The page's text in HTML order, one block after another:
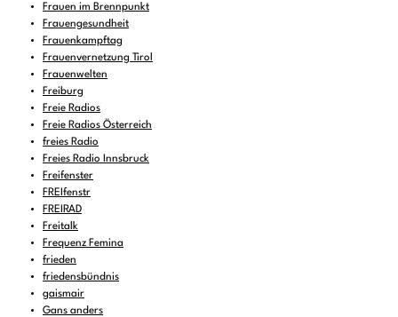
Frauen im Brennpunkt
Frauengesundheit
Frauenkampftag
Frauenvernetzung Tirol
Frauenwelten
Freiburg
Freie Radios
Freie Radios Österreich
freies Radio
Freies Radio Innsbruck
Freifenster
FREIfenstr
FREIRAD
Freitalk
Frequenz Femina
frieden
friedensbündnis
gaismair
Gans anders